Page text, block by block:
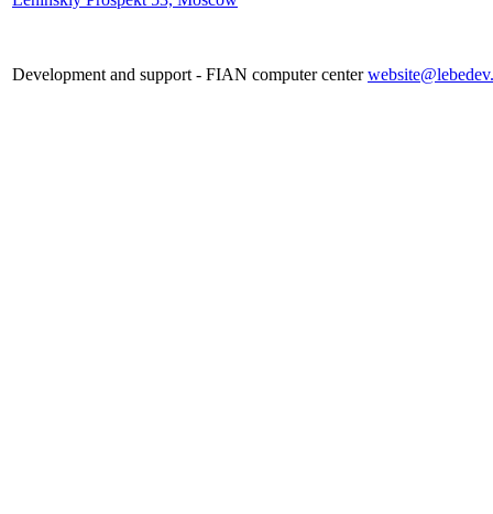
Development and support - FIAN computer center